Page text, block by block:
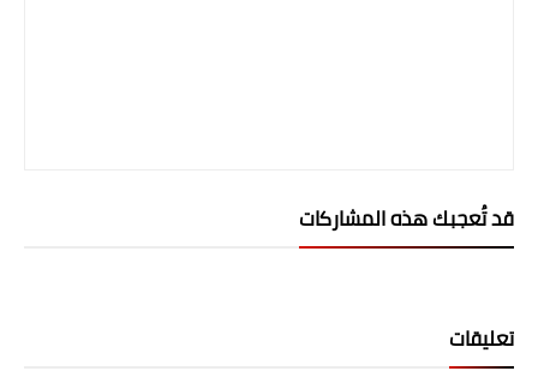
قد تُعجبك هذه المشاركات
تعليقات